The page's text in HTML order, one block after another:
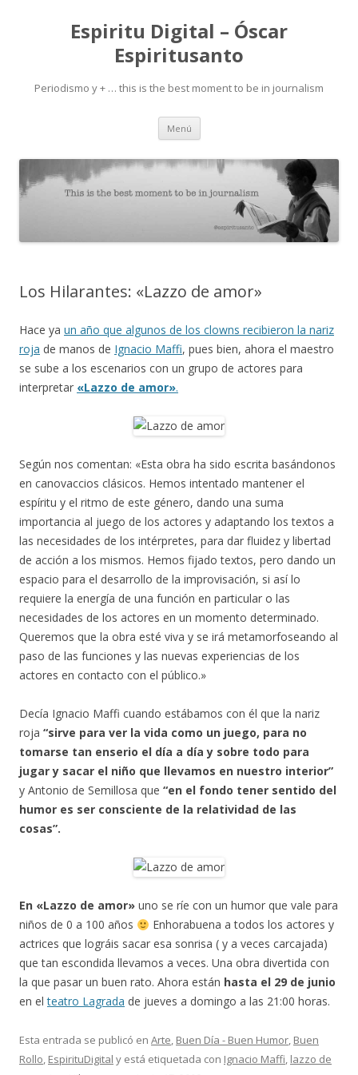
Espiritu Digital – Óscar
Espiritusanto
Periodismo y + … this is the best moment to be in journalism
Menú Ir
contenido
Los Hilarantes: «Lazzo de amor»
Hace ya un año que algunos de los clowns recibieron la nariz
roja de manos de Ignacio Maffi, pues bien, ahora el maestro
se sube a los escenarios con un grupo de actores para
interpretar «Lazzo de amor».
Según nos comentan: «Esta obra ha sido escrita basándonos
en canovaccios clásicos. Hemos intentado mantener el
espíritu y el ritmo de este género, dando una suma
importancia al juego de los actores y adaptando los textos a
las necesidades de los intérpretes, para dar fluidez y libertad
de acción a los mismos. Hemos fijado textos, pero dando un
espacio para el desarrollo de la improvisación, si así lo
requiere la energía de una función en particular o las
necesidades de los actores en un momento determinado.
Queremos que la obra esté viva y se irá metamorfoseando al
paso de las funciones y las nuevas experiencias de los
actores en contacto con el público.»
Decía Ignacio Maffi cuando estábamos con él que la nariz
roja “sirve para ver la vida como un juego, para no
tomarse tan enserio el día a día y sobre todo para
jugar y sacar el niño que llevamos en nuestro interior”
y Antonio de Semillosa que “en el fondo tener sentido del
humor es ser consciente de la relatividad de las
cosas”.
En «Lazzo de amor» uno se ríe con un humor que vale para
niños de 0 a 100 años
Enhorabuena a todos los actores y
actrices que lográis sacar esa sonrisa ( y a veces carcajada)
que tan escondida llevamos a veces. Una obra divertida con
la que pasar un buen rato. Ahora están hasta el 29 de junio
en elteatro Lagrada de jueves a domingo a las 21:00 horas.
Esta entrada se publicó en Arte, Buen Día - Buen Humor, Buen
Rollo, EspirituDigital y está etiquetada con Ignacio Maffi, lazzo de